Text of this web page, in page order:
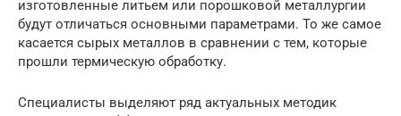
изготовленные литьем или порошковой металлургии
будут отличаться основными параметрами. То же самое
касается сырых металлов в сравнении с тем, которые
прошли термическую обработку.
Специалисты выделяют ряд актуальных методик